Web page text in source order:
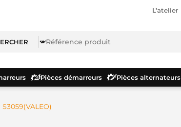
L’atelier
Pièces démarreurs Pièces alternateurs